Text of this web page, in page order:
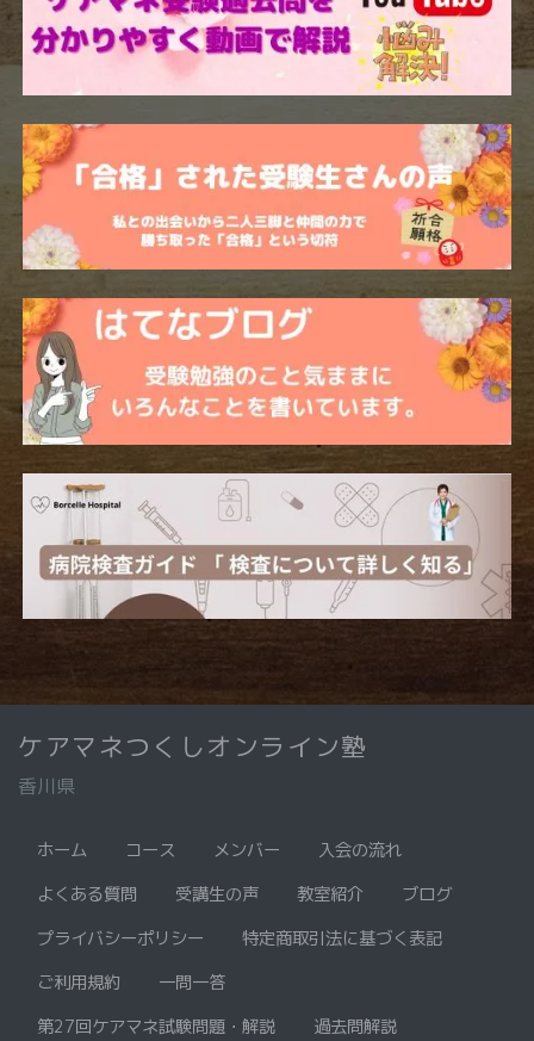
ケアマネつくしオンライン塾
香川県
ホーム コース メンバー
入会の流れ
よくある質問
受講生の声 教室紹介
ブログ
プライバシーポリシー
特定商取引法に基づく表記
ご利用規約
一問一答
第27回ケアマネ試験問題・解説
過去問解説